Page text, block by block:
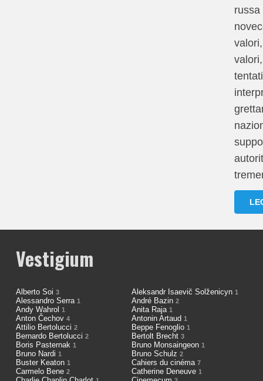
russa
Vestigium
Alberto Soi 3 Aleksandr Isaevič Solženicyn 1
Alessandro Serra 1 André Bazin 2
Andy Wahrol 1 Anita Raja 1
Anton Čechov 4 Antonin Artaud 1
Attilio Bertolucci 2 Beppe Fenoglio 1
Bernardo Bertolucci 2 Bertolt Brecht 3
Boris Pasternak 1 Bruno Monsaingeon 1
Bruno Nardi 1 Bruno Schulz 2
Buster Keaton 1 Cahiers du cinéma 7
Carmelo Bene 2 Catherine Deneuve 1